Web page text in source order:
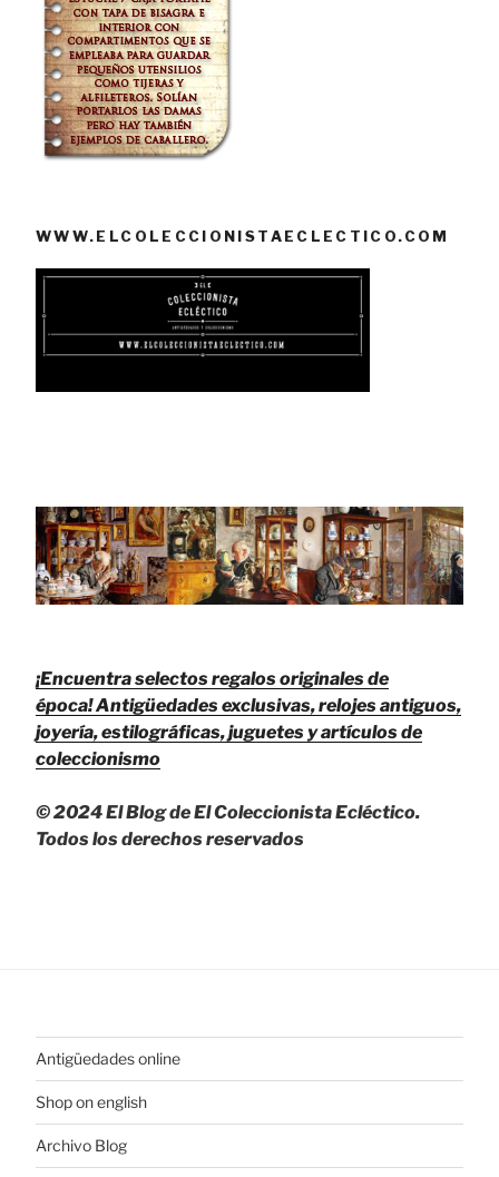
WWW.ELCOLECCIONISTAECLECTICO.COM
¡Encuentra selectos regalos originales de
época!Antigüedades exclusivas, relojes antiguos,
joyería, estilográficas, juguetes y artículos de
coleccionismo
© 2024 El Blog de El Coleccionista Ecléctico.
Todos los derechos reservados
Antigüedades online
Shop on english
Archivo Blog